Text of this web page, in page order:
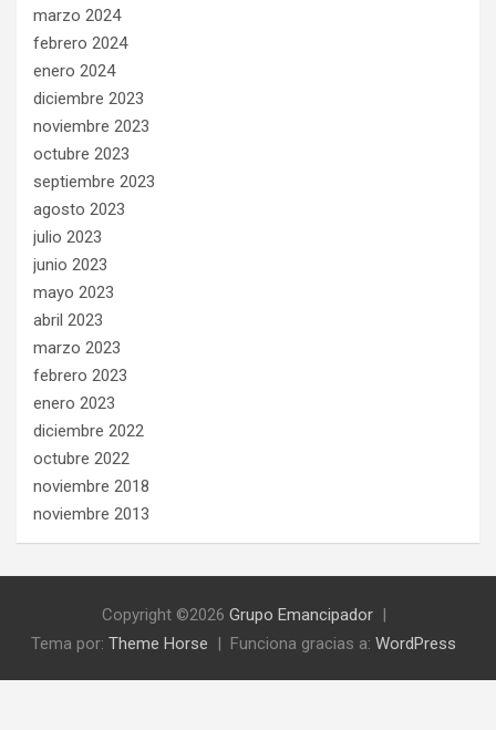
marzo 2024
febrero 2024
enero 2024
diciembre 2023
noviembre 2023
octubre 2023
septiembre 2023
agosto 2023
julio 2023
junio 2023
mayo 2023
abril 2023
marzo 2023
febrero 2023
enero 2023
diciembre 2022
octubre 2022
noviembre 2018
noviembre 2013
Copyright ©2026 Grupo Emancipador
Tema por: Theme Horse Funciona gracias a: WordPress